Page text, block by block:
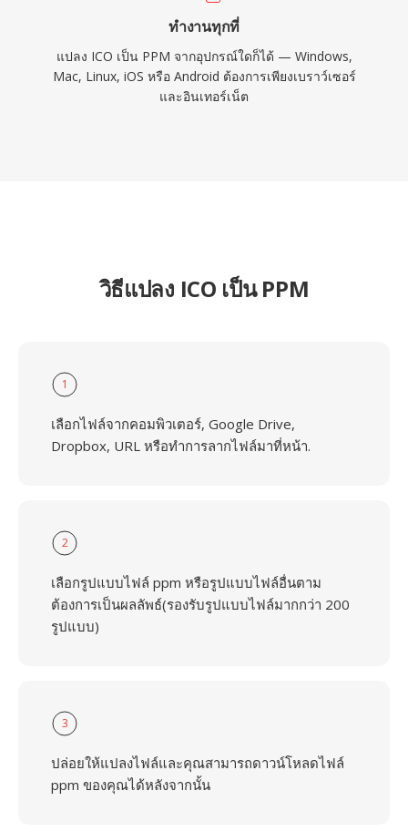
ทำงานทุกที่
แปลง ICO เป็น PPM จากอุปกรณ์ใดก็ได้ — Windows,
Mac, Linux, iOS หรือ Android ต้องการเพียงเบราว์เซอร์
และอินเทอร์เน็ต
วิธีแปลง ICO เป็น PPM
1
เลือกไฟล์จากคอมพิวเตอร์, Google Drive,
Dropbox, URL หรือทำการลากไฟล์มาที่หน้า.
2
เลือกรูปแบบไฟล์ ppm หรือรูปแบบไฟล์อื่นตาม
ต้องการเป็นผลลัพธ์(รองรับรูปแบบไฟล์มากกว่า 200
รูปแบบ)
3
ปล่อยให้แปลงไฟล์และคุณสามารถดาวน์โหลดไฟล์
ppm ของคุณได้หลังจากนั้น